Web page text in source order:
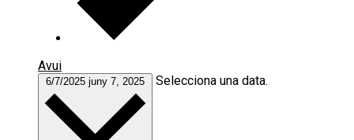
Avui
6/7/2025 juny 7, 2025 Selecciona una data.